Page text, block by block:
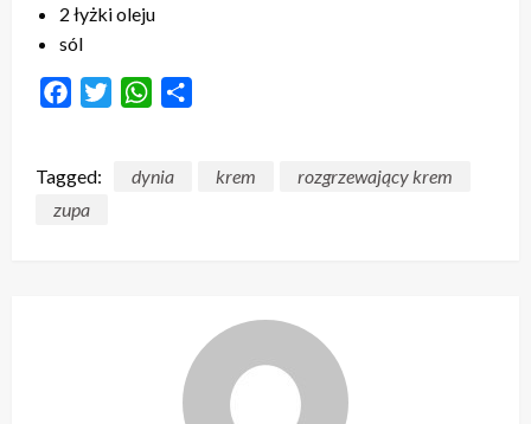
2 łyżki oleju
sól
FacebookTwitterWhatsApp
Tagged: dynia krem
rozgrzewający krem
zupa